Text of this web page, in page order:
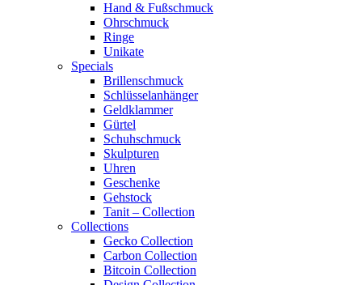
Hand & Fußschmuck
Ohrschmuck
Ringe
Unikate
Specials
Brillenschmuck
Schlüsselanhänger
Geldklammer
Gürtel
Schuhschmuck
Skulpturen
Uhren
Geschenke
Gehstock
Tanit – Collection
Collections
Gecko Collection
Carbon Collection
Bitcoin Collection